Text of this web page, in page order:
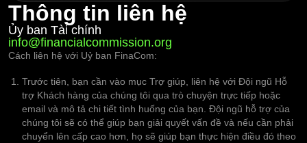
Thông tin liên hệ
Ủy ban Tài chính
info@financialcommission.org
Cách liên hệ với Uỷ ban FinaCom:
Trước tiên, bạn cần vào mục Trợ giúp, liên hệ với Đội ngũ Hỗ
trợ Khách hàng của chúng tôi qua trò chuyện trực tiếp hoặc
email và mô tả chi tiết tình huống của bạn. Đội ngũ hỗ trợ của
chúng tôi sẽ có thể giúp bạn giải quyết vấn đề và nếu cần phải
chuyển lên cấp cao hơn, họ sẽ giúp bạn thực hiện điều đó theo